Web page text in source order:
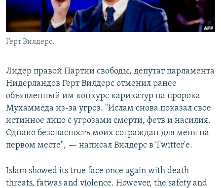
Герт Вилдерс.
Лидер правой Партии свободы, депутат парламента
Нидерландов Герт Вилдерс отменил ранее
объявленный им конкурс карикатур на пророка
Мухаммеда из-за угроз. "Ислам снова показал свое
истинное лицо с угрозами смерти, фетв и насилия.
Однако безопасность моих сограждан для меня на
первом месте", — написал Вилдерс в Twitter'е.
Islam showed its true face once again with death
threats, fatwas and violence. However, the safety and